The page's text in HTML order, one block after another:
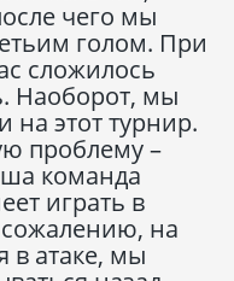
чего мы
голом. При
сложилось
Наоборот, мы
на этот турнир.
проблему –
команда
играть в
на
в атаке, мы